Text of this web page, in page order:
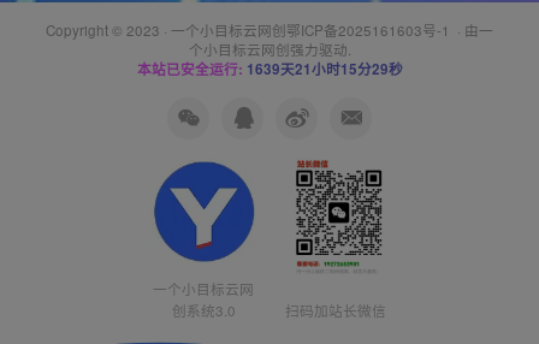
Copyright © 2023 · 一个小目标云网创鄂ICP备2025161603号-1 · 由一
个小目标云网创强力驱动.
本站已安全运行: 1639天21小时15分30秒
一个小目标云网
创系统3.0
扫码加站长微信